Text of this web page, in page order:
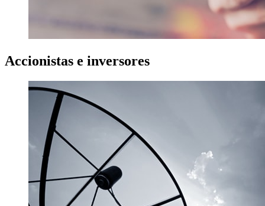
Accionistas e inversores